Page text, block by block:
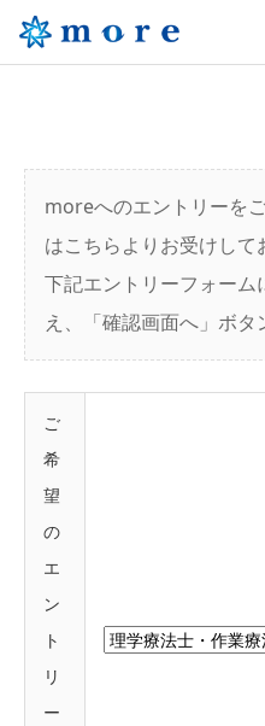
moreへのエントリーを
はこちらよりお受けして
下記エントリーフォーム
え、「確認画面へ」ボタ
ご
希
望
の
エ
ン
ト
リ
ー